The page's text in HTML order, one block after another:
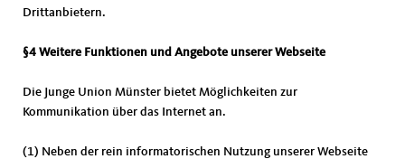
Drittanbietern.
§4 Weitere Funktionen und Angebote unserer Webseite
Die Junge Union Münster bietet Möglichkeiten zur
Kommunikation über das Internet an.
(1) Neben der rein informatorischen Nutzung unserer Webseite